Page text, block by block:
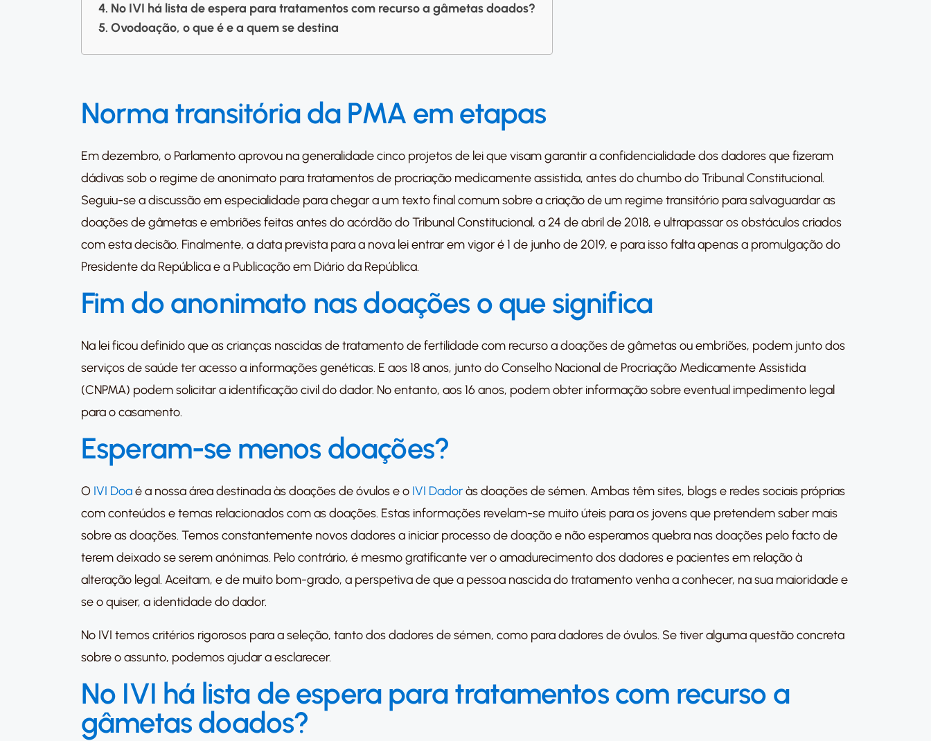
No IVI há lista de espera para tratamentos com recurso a gâmetas doados?
Ovodoação, o que é e a quem se destina
Norma transitória da PMA em etapas
Em dezembro, o Parlamento aprovou na generalidade cinco projetos de lei que visam garantir a confidencialidade dos dadores que fizeram
dádivas sob o regime de anonimato para tratamentos de procriação medicamente assistida, antes do chumbo do Tribunal Constitucional.
Seguiu-se a discussão em especialidade para chegar a um texto final comum sobre a criação de um regime transitório para salvaguardar as
doações de gâmetas e embriões feitas antes do acórdão do Tribunal Constitucional, a 24 de abril de 2018, e ultrapassar os obstáculos criados
com esta decisão. Finalmente, a data prevista para a nova lei entrar em vigor é 1 de junho de 2019, e para isso falta apenas a promulgação do
Presidente da República e a Publicação em Diário da República.
Fim do anonimato nas doações o que significa
Na lei ficou definido que as crianças nascidas de tratamento de fertilidade com recurso a doações de gâmetas ou embriões, podem junto dos
serviços de saúde ter acesso a informações genéticas. E aos 18 anos, junto do Conselho Nacional de Procriação Medicamente Assistida
(CNPMA) podem solicitar a identificação civil do dador. No entanto, aos 16 anos, podem obter informação sobre eventual impedimento legal
para o casamento.
Esperam-se menos doações?
O IVI Doaé a nossa área destinada às doações de óvulos e o IVI Dadoràs doações de sémen. Ambas têm sites, blogs e redes sociais próprias
com conteúdos e temas relacionados com as doações. Estas informações revelam-se muito úteis para os jovens que pretendem saber mais
sobre as doações. Temos constantemente novos dadores a iniciar processo de doação e não esperamos quebra nas doações pelo facto de
terem deixado se serem anónimas. Pelo contrário, é mesmo gratificante ver o amadurecimento dos dadores e pacientes em relação à
alteração legal. Aceitam, e de muito bom-grado, a perspetiva de que a pessoa nascida do tratamento venha a conhecer, na sua maioridade e
se o quiser, a identidade do dador.
No IVI temos critérios rigorosos para a seleção, tanto dos dadores de sémen, como para dadores de óvulos. Se tiver alguma questão concreta
sobre o assunto, podemos ajudar a esclarecer.
No IVI há lista de espera para tratamentos com recurso a
gâmetas doados?